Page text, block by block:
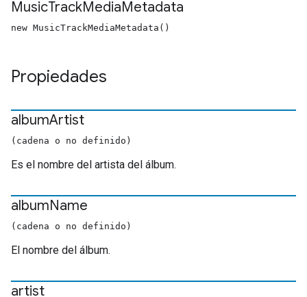
MusicTrackMediaMetadata
new MusicTrackMediaMetadata()
Propiedades
albumArtist
(cadena o no definido)
Es el nombre del artista del álbum.
albumName
(cadena o no definido)
El nombre del álbum.
artist